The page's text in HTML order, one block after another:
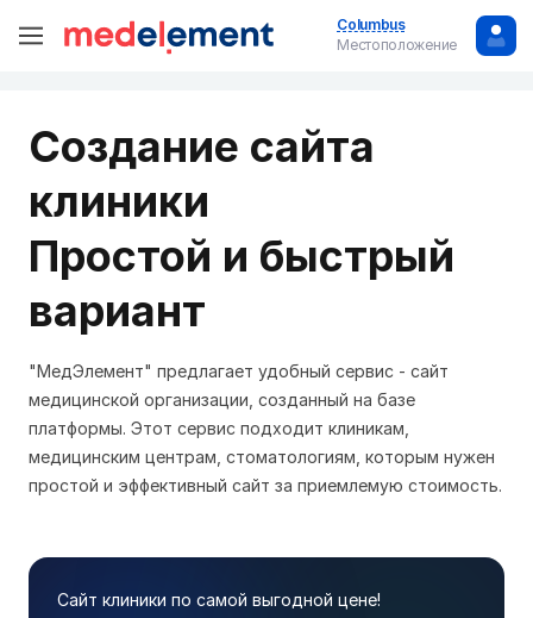
Columbus
Местоположение
Создание сайта
клиники
Простой и быстрый
вариант
"МедЭлемент" предлагает удобный сервис - сайт
медицинской организации, созданный на базе
платформы. Этот сервис подходит клиникам,
медицинским центрам, стоматологиям, которым нужен
простой и эффективный сайт за приемлемую стоимость.
Сайт клиники по самой выгодной цене!